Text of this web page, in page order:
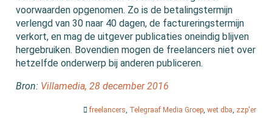
voorwaarden opgenomen. Zo is de betalingstermijn
verlengd van 30 naar 40 dagen, de factureringstermijn
verkort, en mag de uitgever publicaties oneindig blijven
hergebruiken. Bovendien mogen de freelancers niet over
hetzelfde onderwerp bij anderen publiceren.
Bron: Villamedia, 28 december 2016
freelancers, Telegraaf Media Groep, wet dba, zzp'er